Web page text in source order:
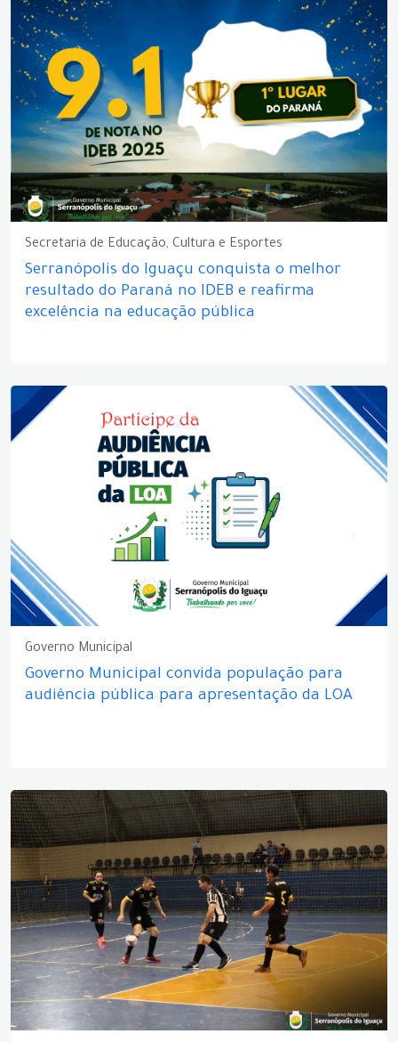
Secretaria de Educação, Cultura e Esportes
Serranópolis do Iguaçu conquista o melhor
resultado do Paraná no IDEB e reafirma
excelência na educação pública
Governo Municipal
Governo Municipal convida população para
audiência pública para apresentação da LOA